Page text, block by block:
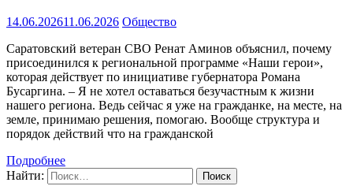
14.06.202611.06.2026 Общество
Саратовский ветеран СВО Ренат Аминов объяснил, почему
присоединился к региональной программе «Наши герои»,
которая действует по инициативе губернатора Романа
Бусаргина. – Я не хотел оставаться безучастным к жизни
нашего региона. Ведь сейчас я уже на гражданке, на месте, на
земле, принимаю решения, помогаю. Вообще структура и
порядок действий что на гражданской
Подробнее
Найти: